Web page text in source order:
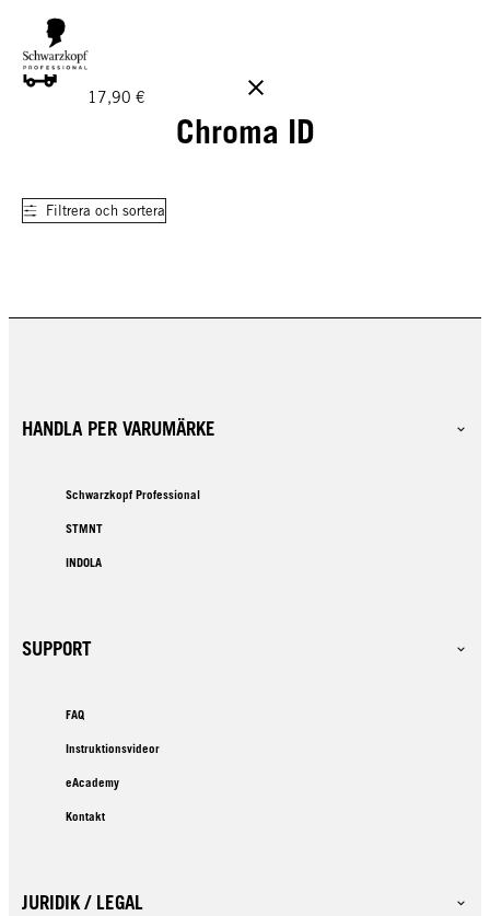
GRATIS LEVERANS PÅ BESTÄLLNINGAR ÖVER 160 €!
17,90 €
Chroma ID
Filtrera och sortera
HANDLA PER VARUMÄRKE
Schwarzkopf Professional
STMNT
INDOLA
SUPPORT
FAQ
Instruktionsvideor
eAcademy
Kontakt
JURIDIK / LEGAL